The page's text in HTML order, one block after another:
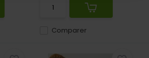
Comparer